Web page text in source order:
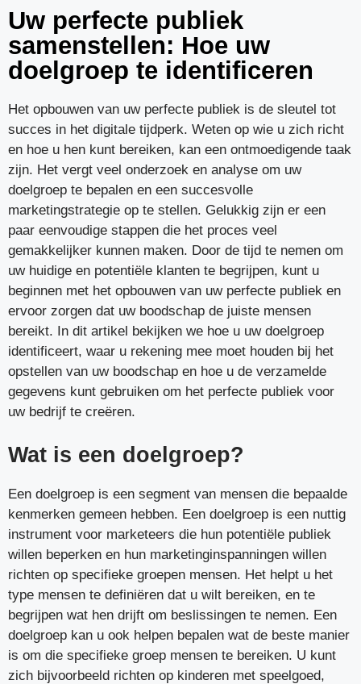
Uw perfecte publiek
samenstellen: Hoe uw
doelgroep te identificeren
Het opbouwen van uw perfecte publiek is de sleutel tot
succes in het digitale tijdperk. Weten op wie u zich richt
en hoe u hen kunt bereiken, kan een ontmoedigende taak
zijn. Het vergt veel onderzoek en analyse om uw
doelgroep te bepalen en een succesvolle
marketingstrategie op te stellen. Gelukkig zijn er een
paar eenvoudige stappen die het proces veel
gemakkelijker kunnen maken. Door de tijd te nemen om
uw huidige en potentiële klanten te begrijpen, kunt u
beginnen met het opbouwen van uw perfecte publiek en
ervoor zorgen dat uw boodschap de juiste mensen
bereikt. In dit artikel bekijken we hoe u uw doelgroep
identificeert, waar u rekening mee moet houden bij het
opstellen van uw boodschap en hoe u de verzamelde
gegevens kunt gebruiken om het perfecte publiek voor
uw bedrijf te creëren.
Wat is een doelgroep?
Een doelgroep is een segment van mensen die bepaalde
kenmerken gemeen hebben. Een doelgroep is een nuttig
instrument voor marketeers die hun potentiële publiek
willen beperken en hun marketinginspanningen willen
richten op specifieke groepen mensen. Het helpt u het
type mensen te definiëren dat u wilt bereiken, en te
begrijpen wat hen drijft om beslissingen te nemen. Een
doelgroep kan u ook helpen bepalen wat de beste manier
is om die specifieke groep mensen te bereiken. U kunt
zich bijvoorbeeld richten op kinderen met speelgoed,